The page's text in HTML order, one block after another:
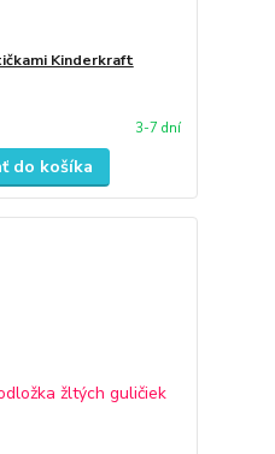
Kinderkraft
3-7 dní
do košíka